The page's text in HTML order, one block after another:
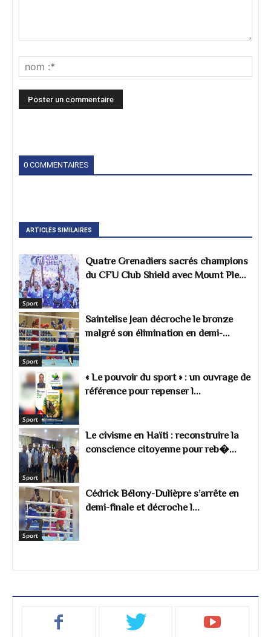
0 COMMENTAIRES
ARTICLES SIMILAIRES
Sport
Quatre Grenadiers sacrés champions
du CFU Club Shield avec Mount Ple...
Sport
Saintelise Jean décroche le bronze
malgré son élimination en demi-...
Sport
« Le pouvoir du sport » : un ouvrage de
référence pour repenser l...
Sport
Le civisme en Haïti : reconstruire la
conscience citoyenne pour reb�...
Sport
Cédrick Bélony-Dulièpre s’arrête en
demi-finale et décroche l...